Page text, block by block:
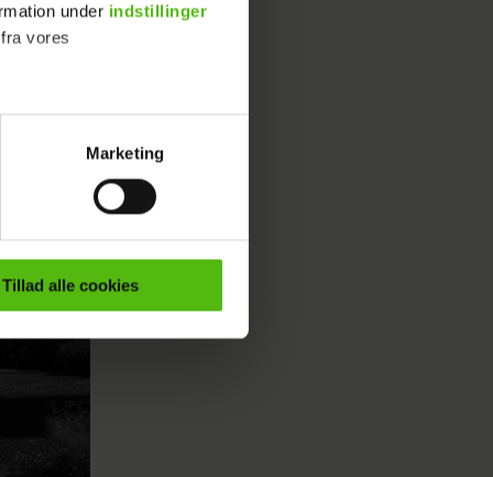
under indstillinger
vores
indhold til dig.
Vi indsamler data
Marketing
Tillad alle cookies